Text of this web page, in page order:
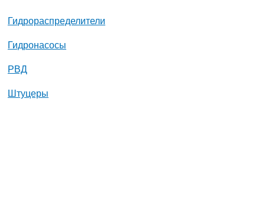
Гидрораспределители
Гидронасосы
РВД
Штуцеры